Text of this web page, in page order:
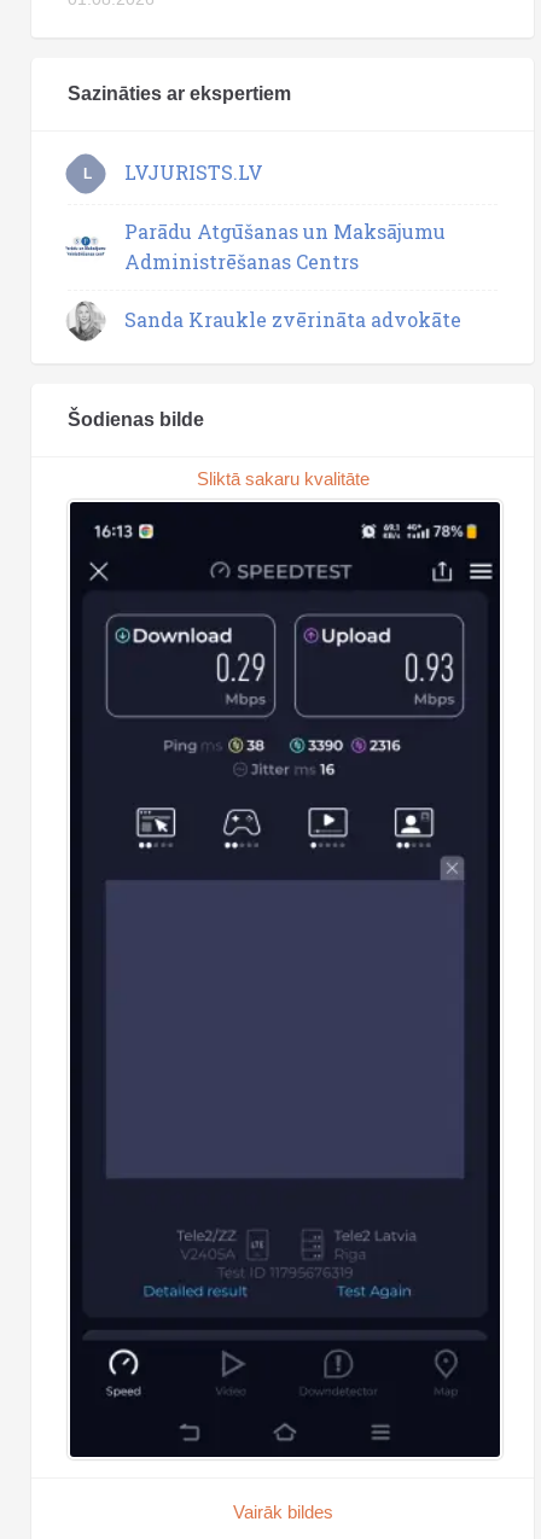
Sazināties ar ekspertiem
L LVJURISTS.LV
Parādu Atgūšanas un Maksājumu
Administrēšanas Centrs
Sanda Kraukle zvērināta advokāte
Šodienas bilde
Sliktā sakaru kvalitāte
Vairāk bildes